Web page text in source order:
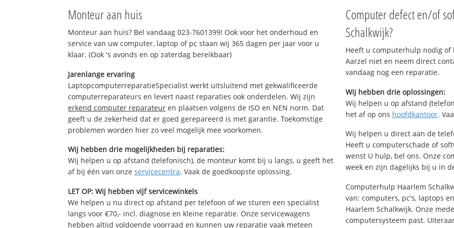
Monteur aan huis
Monteur aan huis? Bel vandaag 023-7601399! Ook voor het onderhoud en
service van uw computer, laptop of pc staan wij 365 dagen per jaar voor u
klaar. (Ook 's avonds en op zaterdag bereikbaar)
Jarenlange ervaring
LaptopcomputerreparatieSpecialist werkt uitsluitend met gekwalificeerde
computerreparateurs en levert naast reparaties ook onderdelen. Wij zijn
erkend computer reparateur en plaatsen volgens de ISO en NEN norm. Dat
geeft u de zekerheid dat er goed gerepareerd is met garantie. Toekomstige
problemen worden hier zo veel mogelijk mee voorkomen.
Wij hebben drie mogelijkheden bij reparaties:
Wij helpen u op afstand (telefonisch), de monteur komt bij u langs, u geeft het
af bij één van onzeservicecentra. Vaak de goedkoopste oplossing.
LET OP: Wij hebben vijf servicewinkels
We helpen u nu direct op afstand per telefoon of we sturen een specialist
langs voor €70,- incl. diagnose en kleine reparatie. Onze servicewagens
hebben altijd voldoende voorraad en kunnen uw reparatie vaak meteen
Computer defect en/of
Schalkwijk?
Heeft u computerhulp nodig of
Aarzel niet en neem direct
vandaag nog een reparatie.
Wij hebben drie oplossingen:
Wij helpen u op afstand
het af op ons hoofdkantoor.
Wij helpen u direct aan de
Heeft u computerschade of
wenst U hulp, bel ons. Onze
week en zijn dagelijks bij u in
Computerhulp Haarlem
van: computers, pc's, laptops
Haarlem Schalkwijk. Onze
computersysteem past.